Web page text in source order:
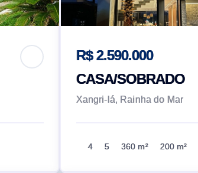
R$ 2.590.000
CASA/SOBRADO
Xangri-lá, Rainha do Mar
4 5 360 m² 200 m²